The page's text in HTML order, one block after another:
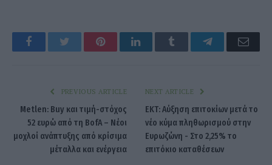
Facebook Twitter PinterestLinkedIn Tumblr Telegram
PREVIOUS ARTICLE
Metlen: Buy και τιμή-στόχος
52 ευρώ από τη BofA – Νέοι
μοχλοί ανάπτυξης από κρίσιμα
μέταλλα και ενέργεια
NEXT ARTICLE
ΕΚΤ: Αύξηση επιτοκίων μετά το
νέο κύμα πληθωρισμού στην
Ευρωζώνη - Στο 2,25% το
επιτόκιο καταθέσεων